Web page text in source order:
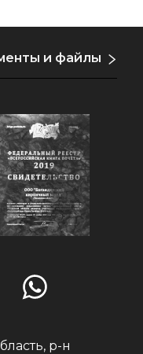
и файлы
р-н